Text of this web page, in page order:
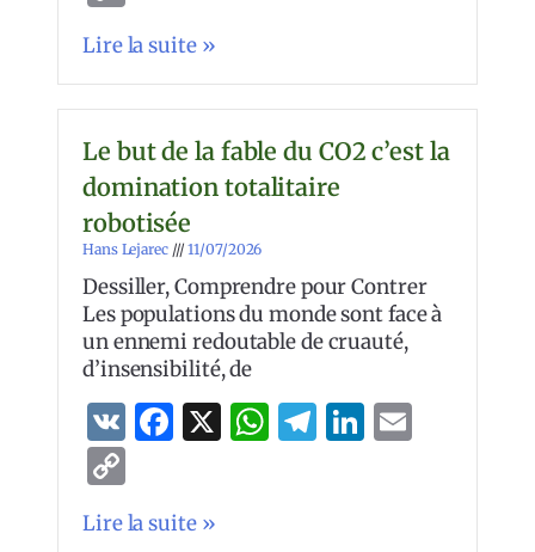
Link
Lire la suite »
Le but de la fable du CO2 c’est la
domination totalitaire
robotisée
Hans Lejarec 11/07/2026
Dessiller, Comprendre pour Contrer
Les populations du monde sont face à
un ennemi redoutable de cruauté,
d’insensibilité, de
VK Facebook
X WhatsApp
Telegram
LinkedIn
Link
Lire la suite »